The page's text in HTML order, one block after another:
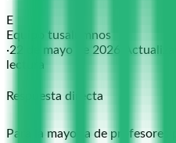
E
Equipo tusalumnos
·22 de mayo de 2026
lectura
Respuesta directa
Para la mayoría de profesores